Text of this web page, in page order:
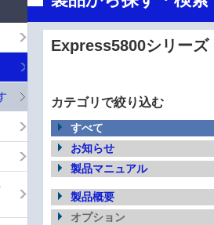
Express5800シリー
カテゴリで絞り込む
すべて
お知らせ
製品マニュアル
製品概要
オプション